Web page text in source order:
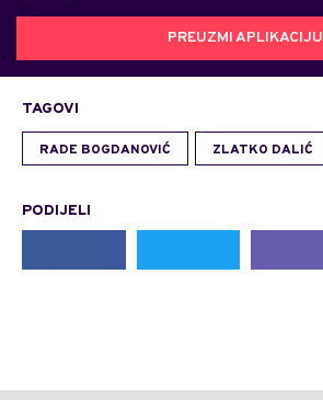
PREUZMI APLIKACIJU
TAGOVI
RADE BOGDANOVIĆ ZLATKO DALIĆ
PODIJELI